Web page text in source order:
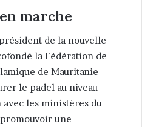
marche
président de la nouvelle
la Fédération de
de Mauritanie
le padel au niveau
les ministères du
une